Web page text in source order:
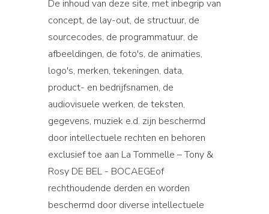
De inhoud van deze site, met inbegrip van
concept, de lay-out, de structuur, de
sourcecodes, de programmatuur, de
afbeeldingen, de foto's, de animaties,
logo's, merken, tekeningen, data,
product- en bedrijfsnamen, de
audiovisuele werken, de teksten,
gegevens, muziek e.d. zijn beschermd
door intellectuele rechten en behoren
exclusief toe aan La Tommelle – Tony &
Rosy DE BEL - BOCAEGEof
rechthoudende derden en worden
beschermd door diverse intellectuele